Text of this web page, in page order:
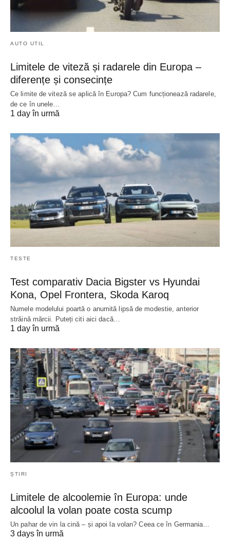
AUTO UTIL
Limitele de viteză și radarele din Europa –
diferențe și consecințe
Ce limite de viteză se aplică în Europa? Cum funcționează radarele,
de ce în unele…
1 day în urmă
TESTE
Test comparativ Dacia Bigster vs Hyundai
Kona, Opel Frontera, Skoda Karoq
Numele modelului poartă o anumită lipsă de modestie, anterior
străină mărcii. Puteți citi aici dacă…
1 day în urmă
ȘTIRI
Limitele de alcoolemie în Europa: unde
alcoolul la volan poate costa scump
Un pahar de vin la cină – și apoi la volan? Ceea ce în Germania…
3 days în urmă